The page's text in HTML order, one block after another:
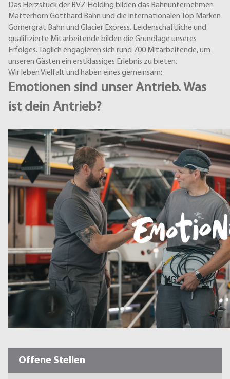
Das Herzstück der BVZ Holding bilden das Bahnunternehmen
Matterhorn Gotthard Bahn und die internationalen Top Marken
Gornergrat Bahn und Glacier Express. Leidenschaftliche und
qualifizierte Mitarbeitende bilden die Grundlage unseres
Erfolges. Täglich engagieren sich rund 700 Mitarbeitende, um
unseren Gästen ein erstklassiges Erlebnis zu bieten.
Wir leben Vielfalt und haben eines gemeinsam:
Emotionen sind unser Antrieb. Was
ist dein Antrieb?
Offene Stellen